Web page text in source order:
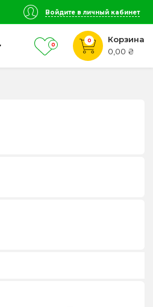
Войдите в личный кабинет
0
0
Корзина
0,00 ₴